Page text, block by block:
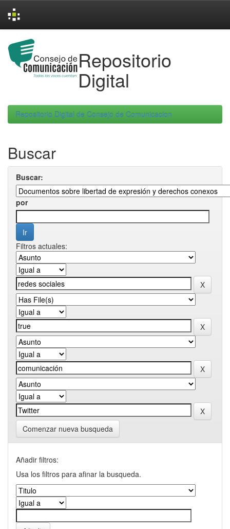
navigation
Repositorio
Digital
Repositorio Digital de Consejo de Comunicacion
Buscar
Buscar:
por
Filtros actuales:
Comenzar nueva busqueda
Añadir filtros:
Usa los filtros para afinar la busqueda.